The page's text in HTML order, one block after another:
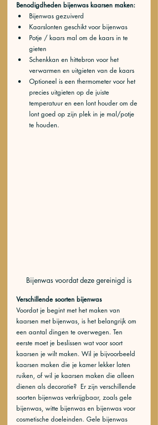
Benodigdheden bijenwas kaarsen maken:
Bijenwas gezuiverd
Kaarslonten geschikt voor bijenwas
Potje / kaars mal om de kaars in te
gieten
Schenkkan en hittebron voor het
verwarmen en uitgieten van de kaars
Optioneel is een thermometer voor het
precies uitgieten op de juiste
temperatuur en een lont houder om de
lont goed op zijn plek in je mal/potje
te houden.
Bijenwas voordat deze gereinigd is
Verschillende soorten bijenwas
Voordat je begint met het maken van
kaarsen met bijenwas, is het belangrijk om
een aantal dingen te overwegen. Ten
eerste moet je beslissen wat voor soort
kaarsen je wilt maken. Wil je bijvoorbeeld
kaarsen maken die je kamer lekker laten
ruiken, of wil je kaarsen maken die alleen
dienen als decoratie?  Er zijn verschillende
soorten bijenwas verkrijgbaar, zoals gele
bijenwas, witte bijenwas en bijenwas voor
cosmetische doeleinden. Gele bijenwas